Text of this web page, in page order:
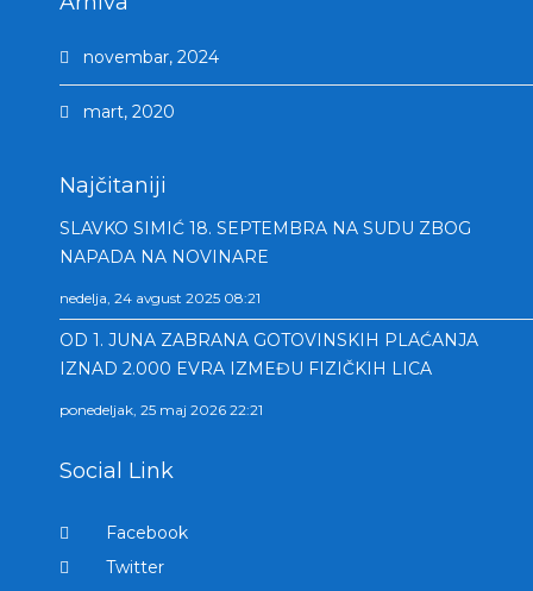
novembar, 2024
mart, 2020
Najčitaniji
SLAVKO SIMIĆ 18. SEPTEMBRA NA SUDU ZBOG
NAPADA NA NOVINARE
nedelja, 24 avgust 2025 08:21
OD 1. JUNA ZABRANA GOTOVINSKIH PLAĆANJA
IZNAD 2.000 EVRA IZMEĐU FIZIČKIH LICA
ponedeljak, 25 maj 2026 22:21
Social Link
Facebook
Twitter